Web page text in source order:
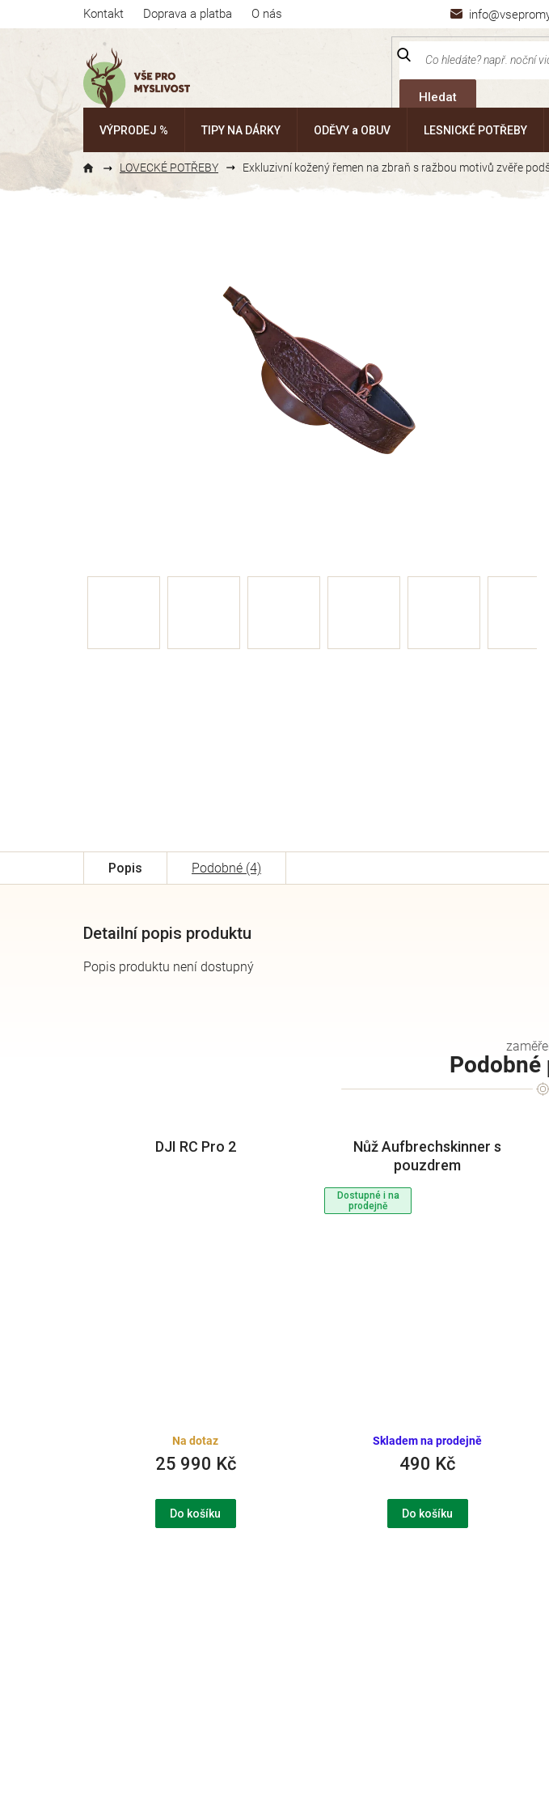
Kontakt Doprava a platba O nás
Hledat
VÝPRODEJ % TIPY NA DÁRKY ODĚVY a OBUV LESNICKÉ POTŘEBY
LOVECKÉ POTŘEBY Exkluzivní kožený řemen na zbraň s ražbou motivů zvěře
Popis Podobné (4)
Detailní popis produktu
Popis produktu není dostupný
DJI RC Pro 2
Na dotaz
25 990 Kč
Do košíku
Dostupné i na
prodejně
Nůž Aufbrechskinner s
pouzdrem
Skladem na prodejně
490 Kč
Do košíku